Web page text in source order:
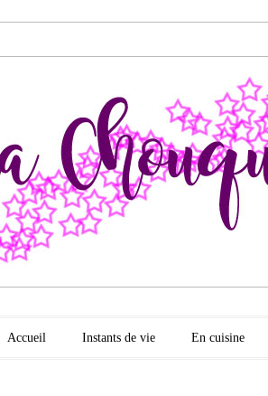
Ma
Accueil Instants de vie En cuisine